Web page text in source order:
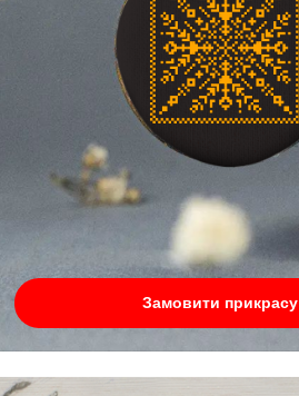
Замовити прикрасу